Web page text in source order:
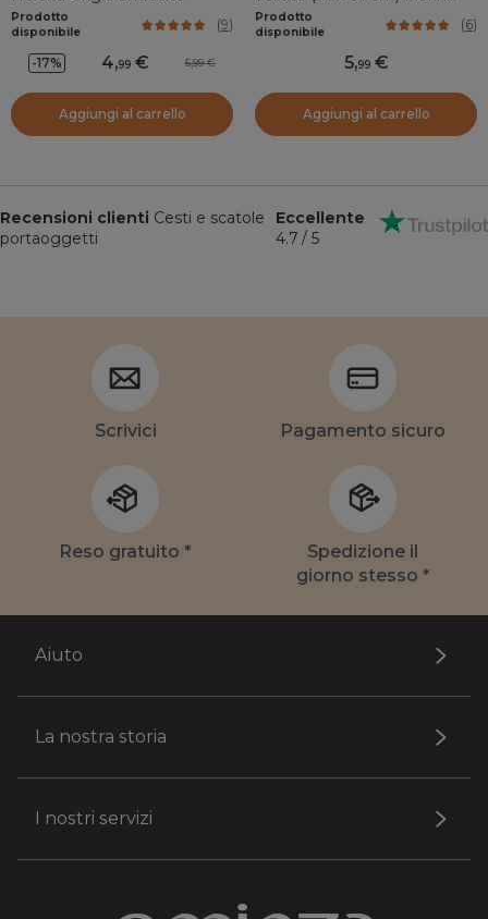
Prodotto
disponibile
(9)
-17% 4,99 5,99
Aggiungi al carrello
Nero
Prodotto
disponibile
(6)
5,99
Aggiungi al carrello
Recensioni clienti Cesti e scatole
portaoggetti
Eccellente
4.7 / 5
Scrivici Pagamento sicuro
Reso gratuito *
Spedizione il
giorno stesso *
Aiuto
La nostra storia
I nostri servizi